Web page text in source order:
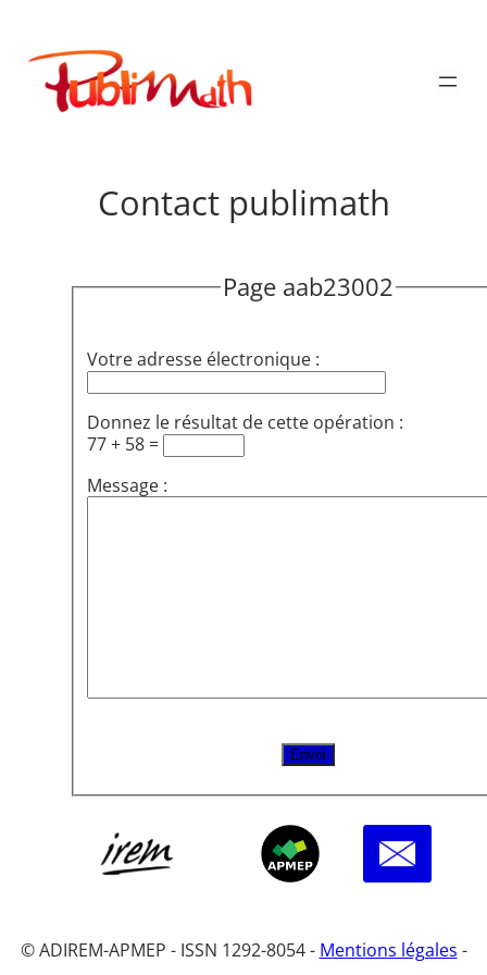
contenu
Publimath
Contact publimath
Page aab23002
Votre adresse électronique :
Donnez le résultat de cette opération :
77 + 58 =
Message :
© ADIREM-APMEP - ISSN 1292-8054 - Mentions légales -